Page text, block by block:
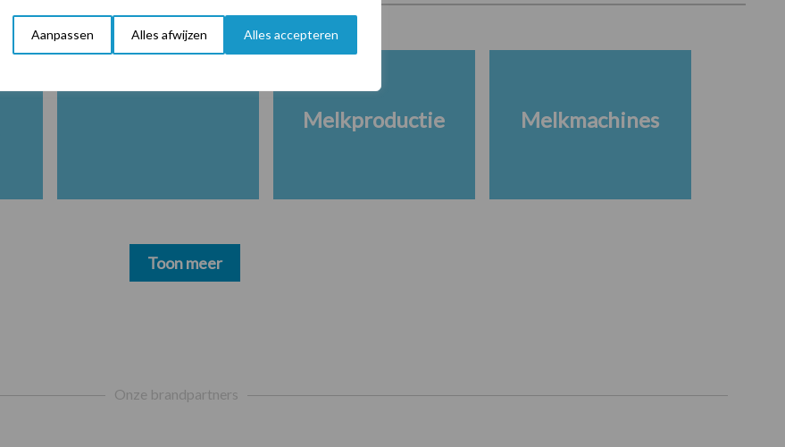
Aanpassen Alles afwijzen Alles accepteren
Melkproductie Melkmachines
Toon meer
Onze brandpartners